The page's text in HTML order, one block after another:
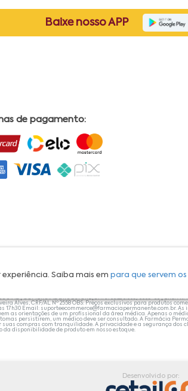
Saiba mais empara que servem
Baixe nosso APP
de pagamento:
| COMERCIAL DRUGSTORE|CNPJ: 05.230.009/0009-60 | End: Av.
Alves, CRF/AL Nº 2558 OBS: Preços exclusivos para produtos
17h30 Email: suporteecommerce@farmaciapermanente.com.br. As
as orientações de um profissional da área médica. Apenas o
persistirem, um médico deve ser consultado. A Farmácia
compras com tranquilidade. A privacidade e a segurança dos
da disponibilidade de produto em nosso estoque.
Desenvolvido por: